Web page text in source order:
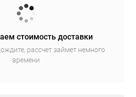
стоимость доставки
рассчет займет немного
времени